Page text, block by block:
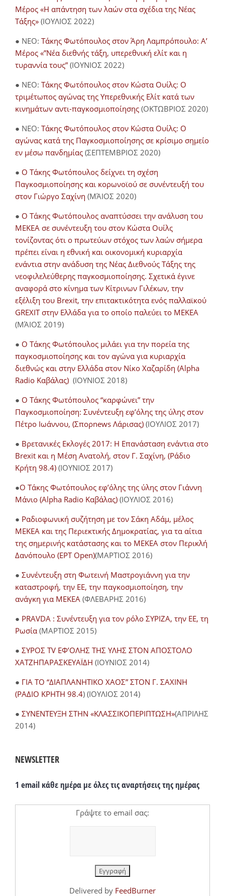
Μέρος «Η απάντηση των λαών στα σχέδια της Νέας
Τάξης» (ΙΟΥΛΙΟΣ 2022)
● NEO: Τάκης Φωτόπουλος στον Άρη Λαμπρόπουλο: Α’
Μέρος «”Νέα διεθνής τάξη, υπερεθνική ελίτ και η
τυραννία τους” (ΙΟΥΝΙΟΣ 2022)
● NEO: Τάκης Φωτόπουλος στον Κώστα Ουίλς: Ο
τριμέτωπος αγώνας της Υπερεθνικής Ελίτ κατά των
κινημάτων αντι-παγκοσμιοποίησης (ΟΚΤΩΒΡΙΟΣ 2020)
● NEO: Τάκης Φωτόπουλος στον Κώστα Ουίλς: Ο
αγώνας κατά της Παγκοσμιοποίησης σε κρίσιμο σημείο
εν μέσω πανδημίας (ΣΕΠΤΕΜΒΡΙΟΣ 2020)
● Ο Τάκης Φωτόπουλος δείχνει τη σχέση
Παγκοσμιοποίησης και κορωνοϊού σε συνέντευξή του
στον Γιώργο Σαχίνη (ΜΆΙΟΣ 2020)
● O Τάκης Φωτόπουλος αναπτύσσει την ανάλυση του
ΜΕΚΕΑ σε συνέντευξη του στον Κώστα Ουίλς
τονίζοντας ότι ο πρωτεύων στόχος των λαών σήμερα
πρέπει είναι η εθνική και οικονομική κυριαρχία
ενάντια στην ανάδυση της Νέας Διεθνούς Τάξης της
νεοφιλελεύθερης παγκοσμιοποίησης. Σχετικά έγινε
αναφορά στο κίνημα των Κίτρινων Γιλέκων, την
εξέλιξη του Brexit, την επιτακτικότητα ενός παλλαϊκού
GREXIT στην Ελλάδα για το οποίο παλεύει το ΜΕΚΕΑ
(ΜΆΙΟΣ 2019)
● Ο Τάκης Φωτόπουλος μιλάει για την πορεία της
παγκοσμιοποίησης και τον αγώνα για κυριαρχία
διεθνώς και στην Ελλάδα στον Νίκο Χαζαρίδη (Alpha
Radio Καβάλας) (ΙΟΥΝΙΟΣ 2018)
● Ο Τάκης Φωτόπουλος “καρφώνει” την
Παγκοσμιοποίηση: Συνέντευξη εφ’όλης της ύλης στον
Πέτρο Ιωάννου, (Σπορnews Λάρισας) (ΙΟΥΛΙΟΣ 2017)
● Βρετανικές Εκλογές 2017: Η Επανάσταση ενάντια στο
Brexit και η Μέση Ανατολή, στον Γ. Σαχίνη, (Ράδιο
Κρήτη 98.4) (ΙΟΥΝΙΟΣ 2017)
●O Τάκης Φωτόπουλος εφ’όλης της ύλης στον Γιάννη
Μάνιο (Alpha Radio Καβάλας) (ΙΟΥΛΙΟΣ 2016)
● Ραδιοφωνική συζήτηση με τον Σάκη Αδάμ, μέλος
ΜΕΚΕΑ και της Περιεκτικής Δημοκρατίας, για τα αίτια
της σημερινής κατάστασης και το ΜΕΚΕΑ στον Περικλή
Δανόπουλο (ΕΡΤ Open)(ΜΑΡΤΙΟΣ 2016)
● Συνέντευξη στη Φωτεινή Μαστρογιάννη για την
καταστροφή, την ΕΕ, την παγκοσμιοποίηση, την
ανάγκη για ΜΕΚΕΑ (ΦΛΕΒΑΡΗΣ 2016)
● PRAVDA : Συνέντευξη για τον ρόλο ΣΥΡΙΖΑ, την ΕΕ, τη
Ρωσία (ΜΑΡΤΙΟΣ 2015)
● ΣΥΡΟΣ TV ΕΦ’ΟΛΗΣ ΤΗΣ ΥΛΗΣ ΣΤΟΝ ΑΠΟΣΤΟΛΟ
ΧΑΤΖΗΠΑΡΑΣΚΕΥΑΪΔΗ (ΙΟΥΝΙΟΣ 2014)
● ΓΙΑ ΤΟ “ΔΙΑΠΛΑΝΗΤΙΚΟ ΧΑΟΣ” ΣΤΟΝ Γ. ΣΑΧΙΝΗ
(ΡΑΔΙΟ ΚΡΗΤΗ 98.4) (ΙΟΥΛΙΟΣ 2014)
● ΣΥΝΕΝΤΕΥΞΗ ΣΤΗΝ «ΚΛΑΣΣΙΚΟΠΕΡΙΠΤΩΣΗ»(ΑΠΡΙΛΗΣ
2014)
NEWSLETTER
1 email κάθε ημέρα με όλες τις αναρτήσεις της ημέρας
Γράψτε το email σας:
Delivered by FeedBurner